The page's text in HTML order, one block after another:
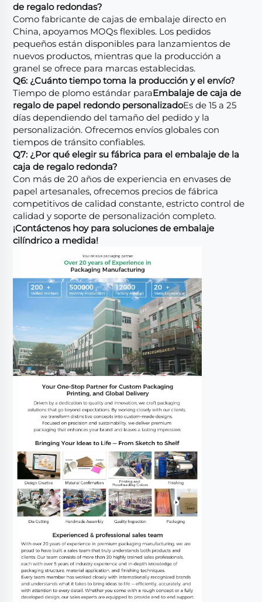
de regalo redondas?
Como fabricante de cajas de embalaje directo en
China, apoyamos MOQs flexibles. Los pedidos
pequeños están disponibles para lanzamientos de
nuevos productos, mientras que la producción a
granel se ofrece para marcas establecidas.
Q6: ¿Cuánto tiempo toma la producción y el envío?
Tiempo de plomo estándar paraEmbalaje de caja de
regalo de papel redondo personalizadoEs de 15 a 25
días dependiendo del tamaño del pedido y la
personalización. Ofrecemos envíos globales con
tiempos de tránsito confiables.
Q7: ¿Por qué elegir su fábrica para el embalaje de la
caja de regalo redonda?
Con más de 20 años de experiencia en envases de
papel artesanales, ofrecemos precios de fábrica
competitivos de calidad constante, estricto control de
calidad y soporte de personalización completo.
¡Contáctenos hoy para soluciones de embalaje
cilíndrico a medida!